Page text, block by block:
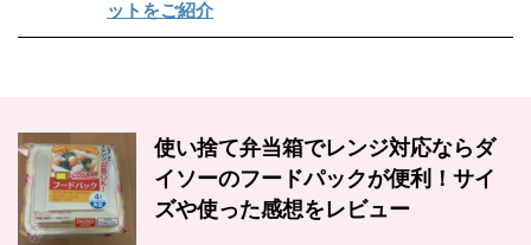
ットをご紹介
使い捨て弁当箱でレンジ対応ならダ
イソーのフードパックが便利！サイ
ズや使った感想をレビュー